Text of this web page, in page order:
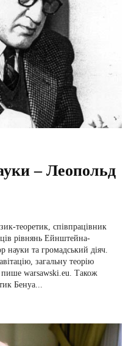
– Леопольд
теоретик, співпрацівник
рівнянь Ейнштейна-
науки та громадський діяч.
загальну теорію
пише warsawski.eu. Також
Бенуа...